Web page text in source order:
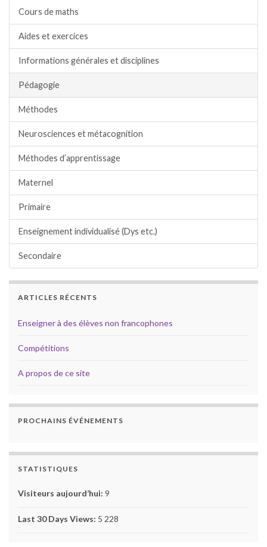
Cours de maths
Aides et exercices
Informations générales et disciplines
Pédagogie
Méthodes
Neurosciences et métacognition
Méthodes d’apprentissage
Maternel
Primaire
Enseignement individualisé (Dys etc.)
Secondaire
ARTICLES RÉCENTS
Enseigner à des élèves non francophones
Compétitions
A propos de ce site
PROCHAINS ÉVÉNEMENTS
STATISTIQUES
Visiteurs aujourd’hui: 9
Last 30 Days Views: 5 228